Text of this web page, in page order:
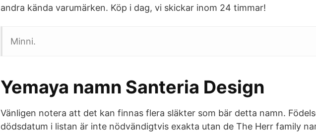
andra kända varumärken. Köp i dag, vi skickar inom 24 timmar!
Minni.
Yemaya namn Santeria Design
Vänligen notera att det kan finnas flera släkter som bär detta namn.
dödsdatum i listan är inte nödvändigtvis exakta utan de The Herr family